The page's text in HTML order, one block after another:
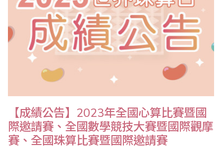
【成績公告】2023年全國心算比賽暨國
際邀請賽、全國數學競技大賽暨國際觀摩
賽、全國珠算比賽暨國際邀請賽